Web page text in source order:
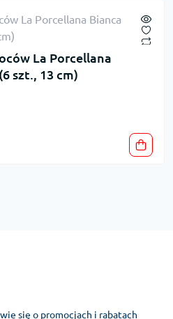
La Porcellana
szt., 13 cm)
się o promocjach i rabatach